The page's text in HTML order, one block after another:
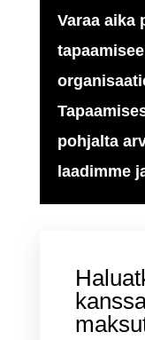
Varaa aika
pohjalta
laadimme